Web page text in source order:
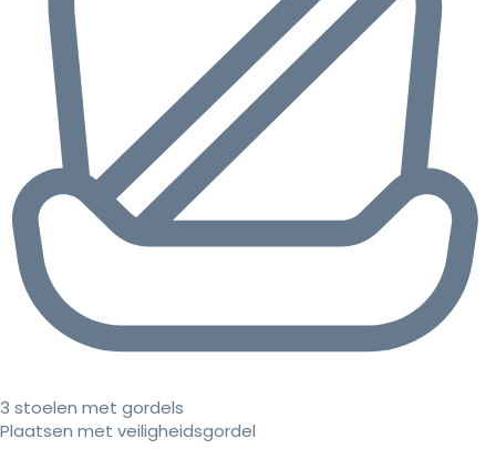
3 stoelen met gordels
Plaatsen met veiligheidsgordel